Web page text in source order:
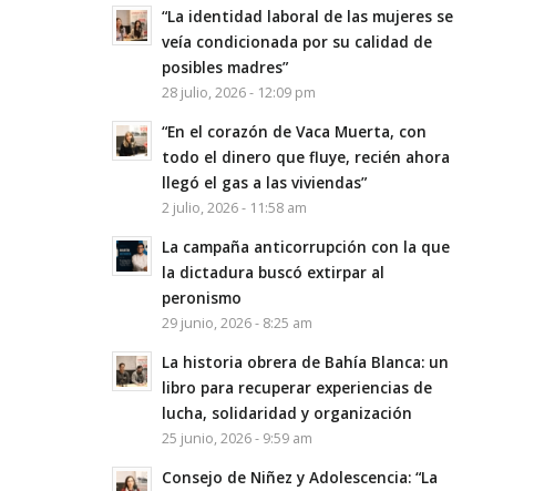
“La identidad laboral de las mujeres se
veía condicionada por su calidad de
posibles madres”
28 julio, 2026 - 12:09 pm
“En el corazón de Vaca Muerta, con
todo el dinero que fluye, recién ahora
llegó el gas a las viviendas”
2 julio, 2026 - 11:58 am
La campaña anticorrupción con la que
la dictadura buscó extirpar al
peronismo
29 junio, 2026 - 8:25 am
La historia obrera de Bahía Blanca: un
libro para recuperar experiencias de
lucha, solidaridad y organización
25 junio, 2026 - 9:59 am
Consejo de Niñez y Adolescencia: “La